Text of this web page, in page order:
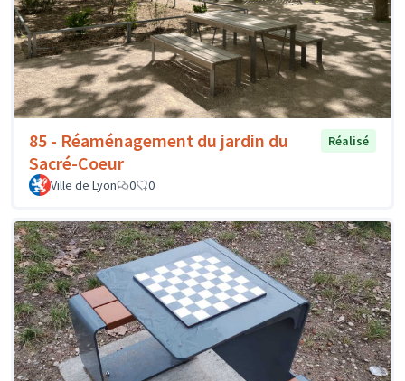
85 - Réaménagement du jardin du
Sacré-Coeur
Réalisé
Ville de Lyon 0 0